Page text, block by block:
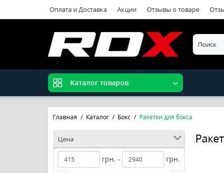
Оплата и Доставка Акции Отзывы о товаре
Каталог товаров
Главная Каталог Бокс Ракетки для бокса
Цена
грн. - грн.